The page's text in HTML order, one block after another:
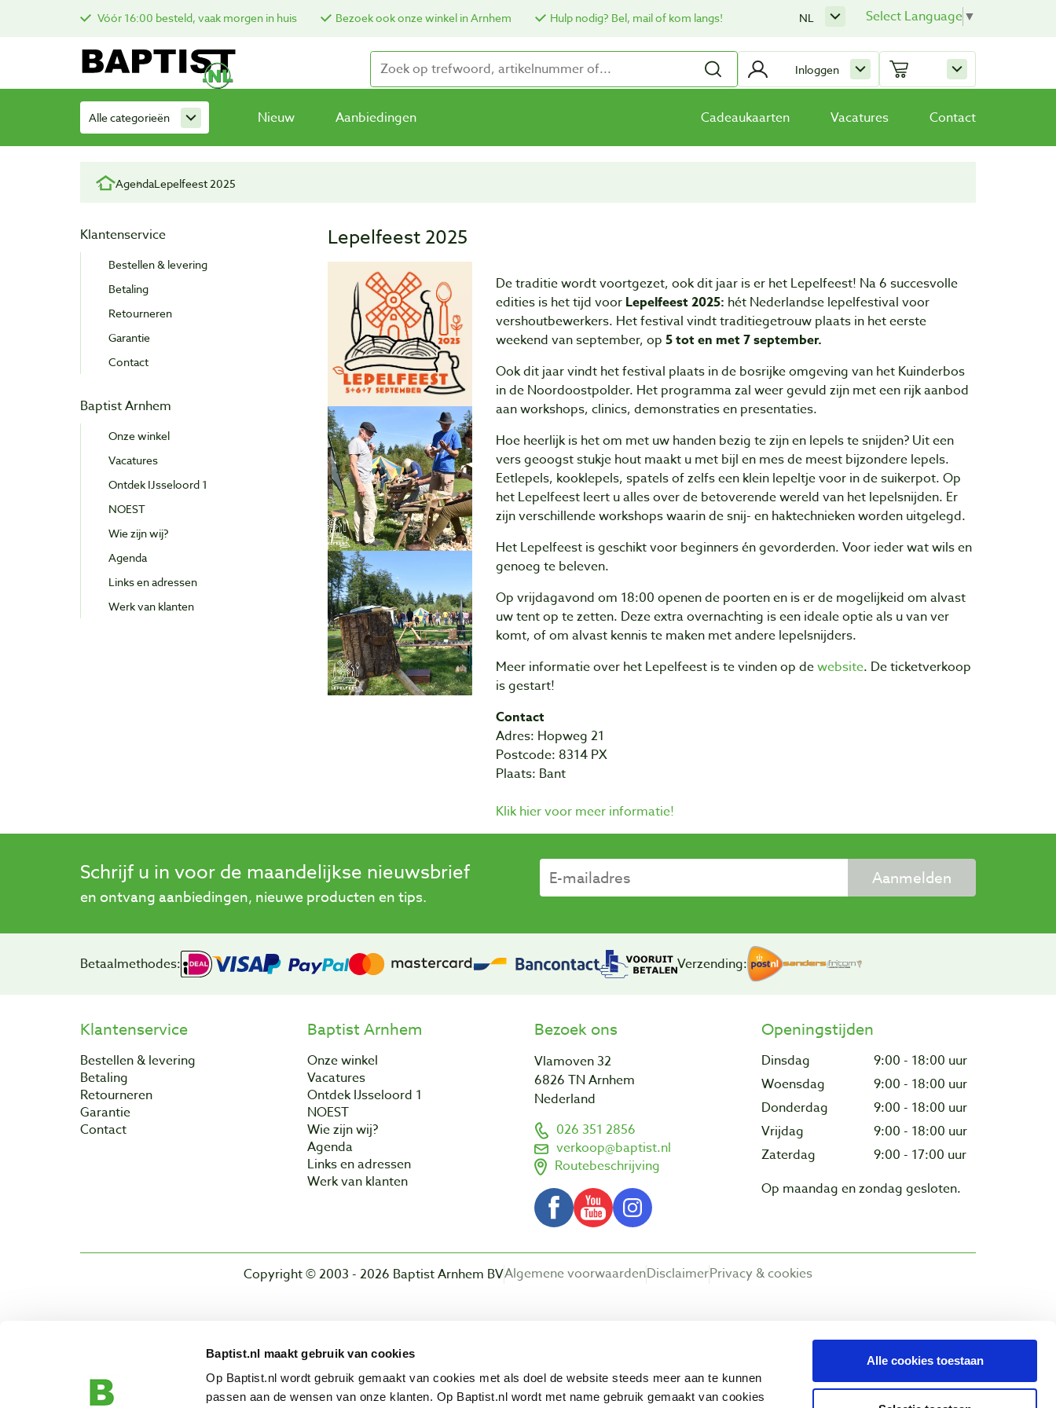
Baptist.nl maakt gebruik van cookies
Op Baptist.nl wordt gebruik gemaakt van cookies met als doel de website steeds meer aan te kunnen
passen aan de wensen van onze klanten. Op Baptist.nl wordt met name gebruik gemaakt van cookies
Alle cookies toestaan
Vóór 16:00 besteld, vaak morgen in huis Bezoek ook onze winkel in Arnhem Hulp nodig? Bel, mail of kom langs! Select Language▼
NL
Inloggen
Alle categorieën Nieuw Aanbiedingen Cadeaukaarten Vacatures Contact
AgendaLepelfeest 2025
Klantenservice
Bestellen & levering
Betaling
Retourneren
Garantie
Contact
Baptist Arnhem
Onze winkel
Vacatures
Ontdek IJsseloord 1
NOEST
Wie zijn wij?
Agenda
Links en adressen
Werk van klanten
Lepelfeest 2025
De traditie wordt voortgezet, ook dit jaar is er het Lepelfeest! Na 6 succesvolle
edities is het tijd voor Lepelfeest 2025: hét Nederlandse lepelfestival voor
vershoutbewerkers. Het festival vindt traditiegetrouw plaats in het eerste
weekend van september, op 5 tot en met 7 september.
Ook dit jaar vindt het festival plaats in de bosrijke omgeving van het Kuinderbos
in de Noordoostpolder. Het programma zal weer gevuld zijn met een rijk aanbod
aan workshops, clinics, demonstraties en presentaties.
Hoe heerlijk is het om met uw handen bezig te zijn en lepels te snijden? Uit een
vers geoogst stukje hout maakt u met bijl en mes de meest bijzondere lepels.
Eetlepels, kooklepels, spatels of zelfs een klein lepeltje voor in de suikerpot. Op
het Lepelfeest leert u alles over de betoverende wereld van het lepelsnijden. Er
zijn verschillende workshops waarin de snij- en haktechnieken worden uitgelegd.
Het Lepelfeest is geschikt voor beginners én gevorderden. Voor ieder wat wils en
genoeg te beleven.
Op vrijdagavond om 18:00 openen de poorten en is er de mogelijkeid om alvast
uw tent op te zetten. Deze extra overnachting is een ideale optie als u van ver
komt, of om alvast kennis te maken met andere lepelsnijders.
Meer informatie over het Lepelfeest is te vinden op dewebsite. De ticketverkoop
is gestart!
Contact
Adres: Hopweg 21
Postcode: 8314 PX
Plaats: Bant
Klik hier voor meer informatie!
Schrijf u in voor de maandelijkse nieuwsbrief
en ontvang aanbiedingen, nieuwe producten en tips.
Aanmelden
Betaalmethodes: Verzending:
Klantenservice
Bestellen & levering
Betaling
Retourneren
Garantie
Contact
Baptist Arnhem
Onze winkel
Vacatures
Ontdek IJsseloord 1
NOEST
Wie zijn wij?
Agenda
Links en adressen
Werk van klanten
Bezoek ons
Vlamoven 32
6826 TN Arnhem
Nederland
026 351 2856
verkoop@baptist.nl
Routebeschrijving
Openingstijden
Dinsdag
9:00 - 18:00 uur
Woensdag
9:00 - 18:00 uur
Donderdag
9:00 - 18:00 uur
Vrijdag
9:00 - 18:00 uur
Zaterdag
9:00 - 17:00 uur
Op maandag en zondag gesloten.
Algemene voorwaardenDisclaimerPrivacy & cookies
Copyright © 2003 - 2026 Baptist Arnhem BV